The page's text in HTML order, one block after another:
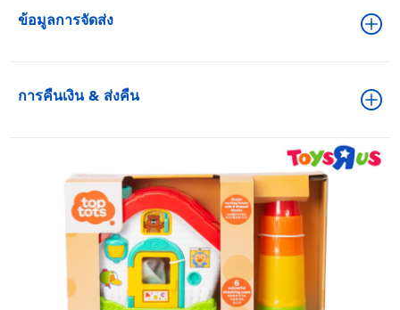
ข้อมูลการจัดส่ง
การคืนเงิน & ส่งคืน